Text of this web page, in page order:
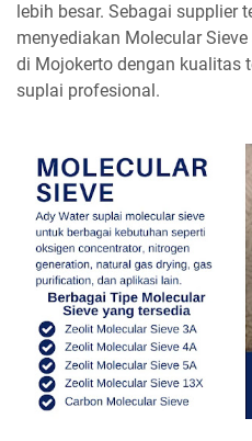
lebih besar. Sebagai supplier
menyediakan Molecular
di Mojokerto dengan kualitas
suplai profesional.